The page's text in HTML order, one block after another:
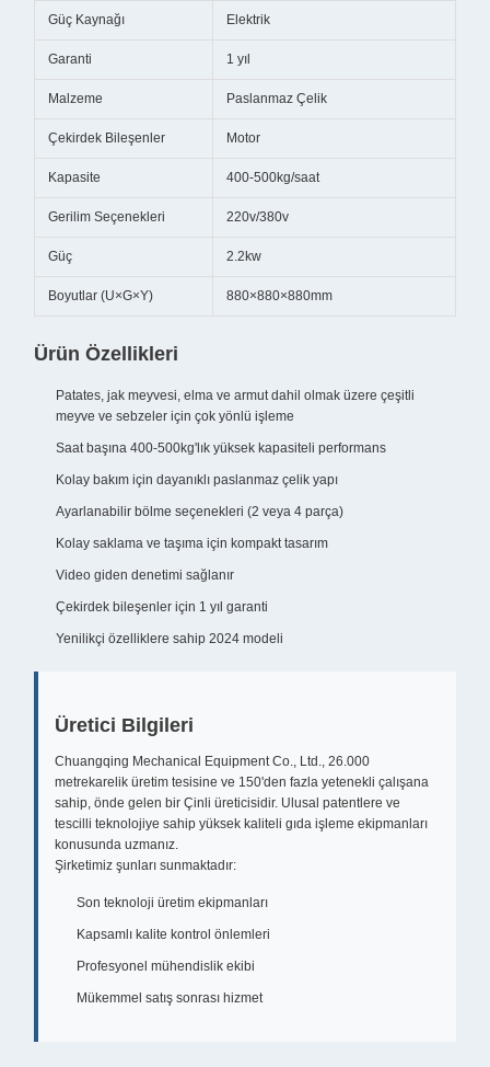
Güç Kaynağı Elektrik
Garanti 1 yıl
Malzeme Paslanmaz Çelik
Çekirdek Bileşenler Motor
Kapasite 400-500kg/saat
Gerilim Seçenekleri 220v/380v
Güç 2.2kw
Boyutlar (U×G×Y) 880×880×880mm
Ürün Özellikleri
Patates, jak meyvesi, elma ve armut dahil olmak üzere çeşitli
meyve ve sebzeler için çok yönlü işleme
Saat başına 400-500kg'lık yüksek kapasiteli performans
Kolay bakım için dayanıklı paslanmaz çelik yapı
Ayarlanabilir bölme seçenekleri (2 veya 4 parça)
Kolay saklama ve taşıma için kompakt tasarım
Video giden denetimi sağlanır
Çekirdek bileşenler için 1 yıl garanti
Yenilikçi özelliklere sahip 2024 modeli
Üretici Bilgileri
Chuangqing Mechanical Equipment Co., Ltd., 26.000
metrekarelik üretim tesisine ve 150'den fazla yetenekli çalışana
sahip, önde gelen bir Çinli üreticisidir. Ulusal patentlere ve
tescilli teknolojiye sahip yüksek kaliteli gıda işleme ekipmanları
konusunda uzmanız.
Şirketimiz şunları sunmaktadır:
Son teknoloji üretim ekipmanları
Kapsamlı kalite kontrol önlemleri
Profesyonel mühendislik ekibi
Mükemmel satış sonrası hizmet